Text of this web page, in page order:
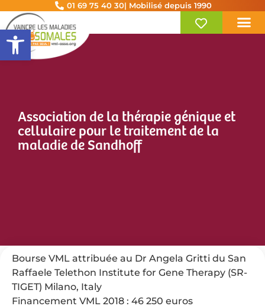
Ouvrir la barre d’outils
01 69 75 40 30| Mobilisé depuis 1990
Association de la thérapie génique et
cellulaire pour le traitement de la
maladie de Sandhoff
Bourse VML attribuée au Dr Angela Gritti du San
Raffaele Telethon Institute for Gene Therapy (SR-
TIGET) Milano, Italy
Financement VML 2018 : 46 250 euros